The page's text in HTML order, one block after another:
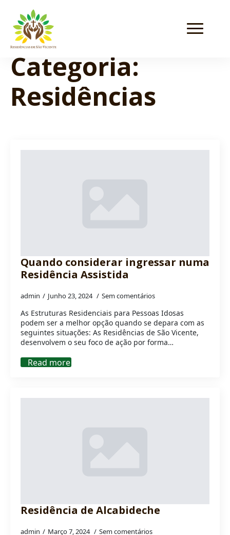
Categoria:
Residências
Quando considerar ingressar numa
Residência Assistida
admin Junho 23, 2024 Sem comentários
As Estruturas Residenciais para Pessoas Idosas
podem ser a melhor opção quando se depara com as
seguintes situações: As Residências de São Vicente,
desenvolvem o seu foco de ação por forma…
Read more
Residência de Alcabideche
admin Março 7, 2024 Sem comentários